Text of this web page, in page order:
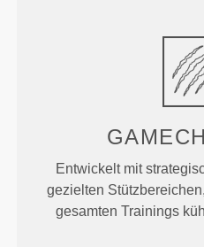
Entwickelt mit
gezielten
gesamten Trainings